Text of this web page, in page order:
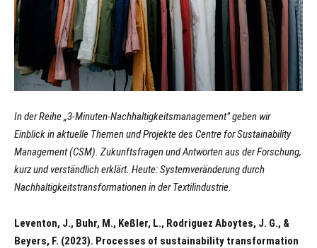
In der Reihe „3-Minuten-Nachhaltigkeitsmanagement” geben wir
Einblick in aktuelle Themen und Projekte des Centre for Sustainability
Management (CSM). Zukunftsfragen und Antworten aus der Forschung,
kurz und verständlich erklärt. Heute: Systemveränderung durch
Nachhaltigkeitstransformationen in der Textilindustrie.
Leventon, J., Buhr, M., Keßler, L., Rodriguez Aboytes, J. G., &
Beyers, F. (2023). Processes of sustainability transformation